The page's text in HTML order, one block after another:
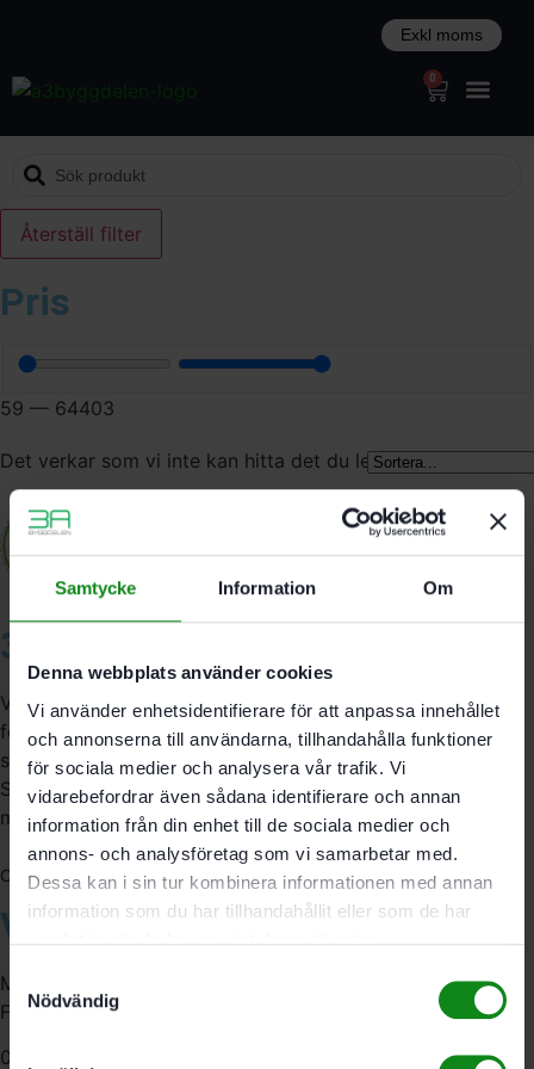
Samtycke Information Om
Denna webbplats använder cookies
Vi använder enhetsidentifierare för att anpassa innehållet
och annonserna till användarna, tillhandahålla funktioner
för sociala medier och analysera vår trafik. Vi
vidarebefordrar även sådana identifierare och annan
information från din enhet till de sociala medier och
annons- och analysföretag som vi samarbetar med.
Dessa kan i sin tur kombinera informationen med annan
information som du har tillhandahållit eller som de har
Nödvändig
0
Återställ filter
Pris
59 — 64403
Det verkar som vi inte kan hitta det du letar efter.
3A Byggdelen
Vi är återförsäljare av elverktyg, tillbehör, infästning och
förbrukningsmaterial. Vi har en fysisk butik och
serviceverkstad i Stockholm samt en e-handel för hela
Sverige. Av oss får du professionell service av
medarbetare med gedigen erfarenhet.
Org. nr:556341-4290
Våra öppettider
Måndag-Torsdag:
Fredag:
07:00-16:00